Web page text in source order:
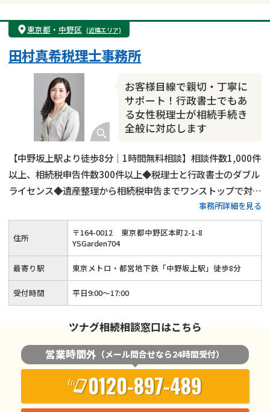
東京都 ・ 中野区 (近隣エリア)
お客様目線で親切・丁寧に
サポート！行政書士でもあ
る女性税理士が相続手続き
全般に対応します
田村真希税理士事務所
【中野坂上駅より徒歩8分｜1時間無料相談】相談件数1,000件
以上、相続税申告件数300件以上◆税理士と行政書士のダブル
ライセンス◆遺産整理から相続税申告までワンストップで対応
可能◆20年以上の実務経験がある女性税理士が、お客様の気
持ちに寄り添って親切・丁寧に相続手続きを行います。
事務所詳細を見る
住所 〒164-0012
東京都中野区本町2-1-8
YSGarden704
最寄り駅 東京メトロ・都営地下鉄「中野坂上駅」徒歩8分
受付時間 平日9:00〜17:00
ツナグ相続相談窓口はこちら
営業時間外 （メール問合せなら24時間受付）
0120-897-489